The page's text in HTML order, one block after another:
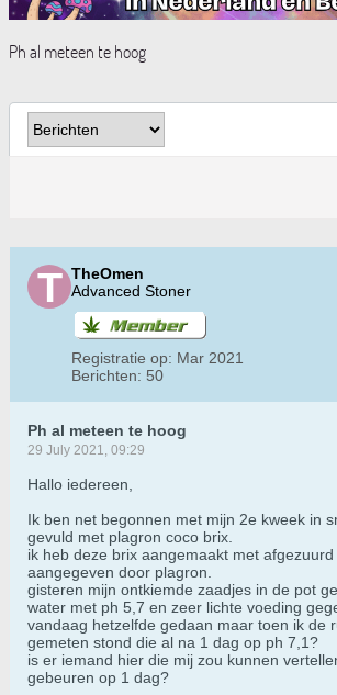
Ph al meteen te hoog
TheOmen
Advanced Stoner
Registratie op: Mar 2021
Berichten: 50
Ph al meteen te hoog
29 July 2021, 09:29
Hallo iedereen,
Ik ben net begonnen met mijn 2e kweek in
gevuld met plagron coco brix.
ik heb deze brix aangemaakt met
aangegeven door plagron.
gisteren mijn ontkiemde zaadjes in de pot
water met ph 5,7 en zeer lichte voeding
vandaag hetzelfde gedaan maar toen ik de
gemeten stond die al na 1 dag op ph 7,1?
is er iemand hier die mij zou kunnen
gebeuren op 1 dag?